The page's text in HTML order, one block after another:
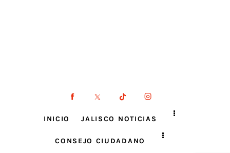
INICIO JALISCO NOTICIAS
CONSEJO CIUDADANO